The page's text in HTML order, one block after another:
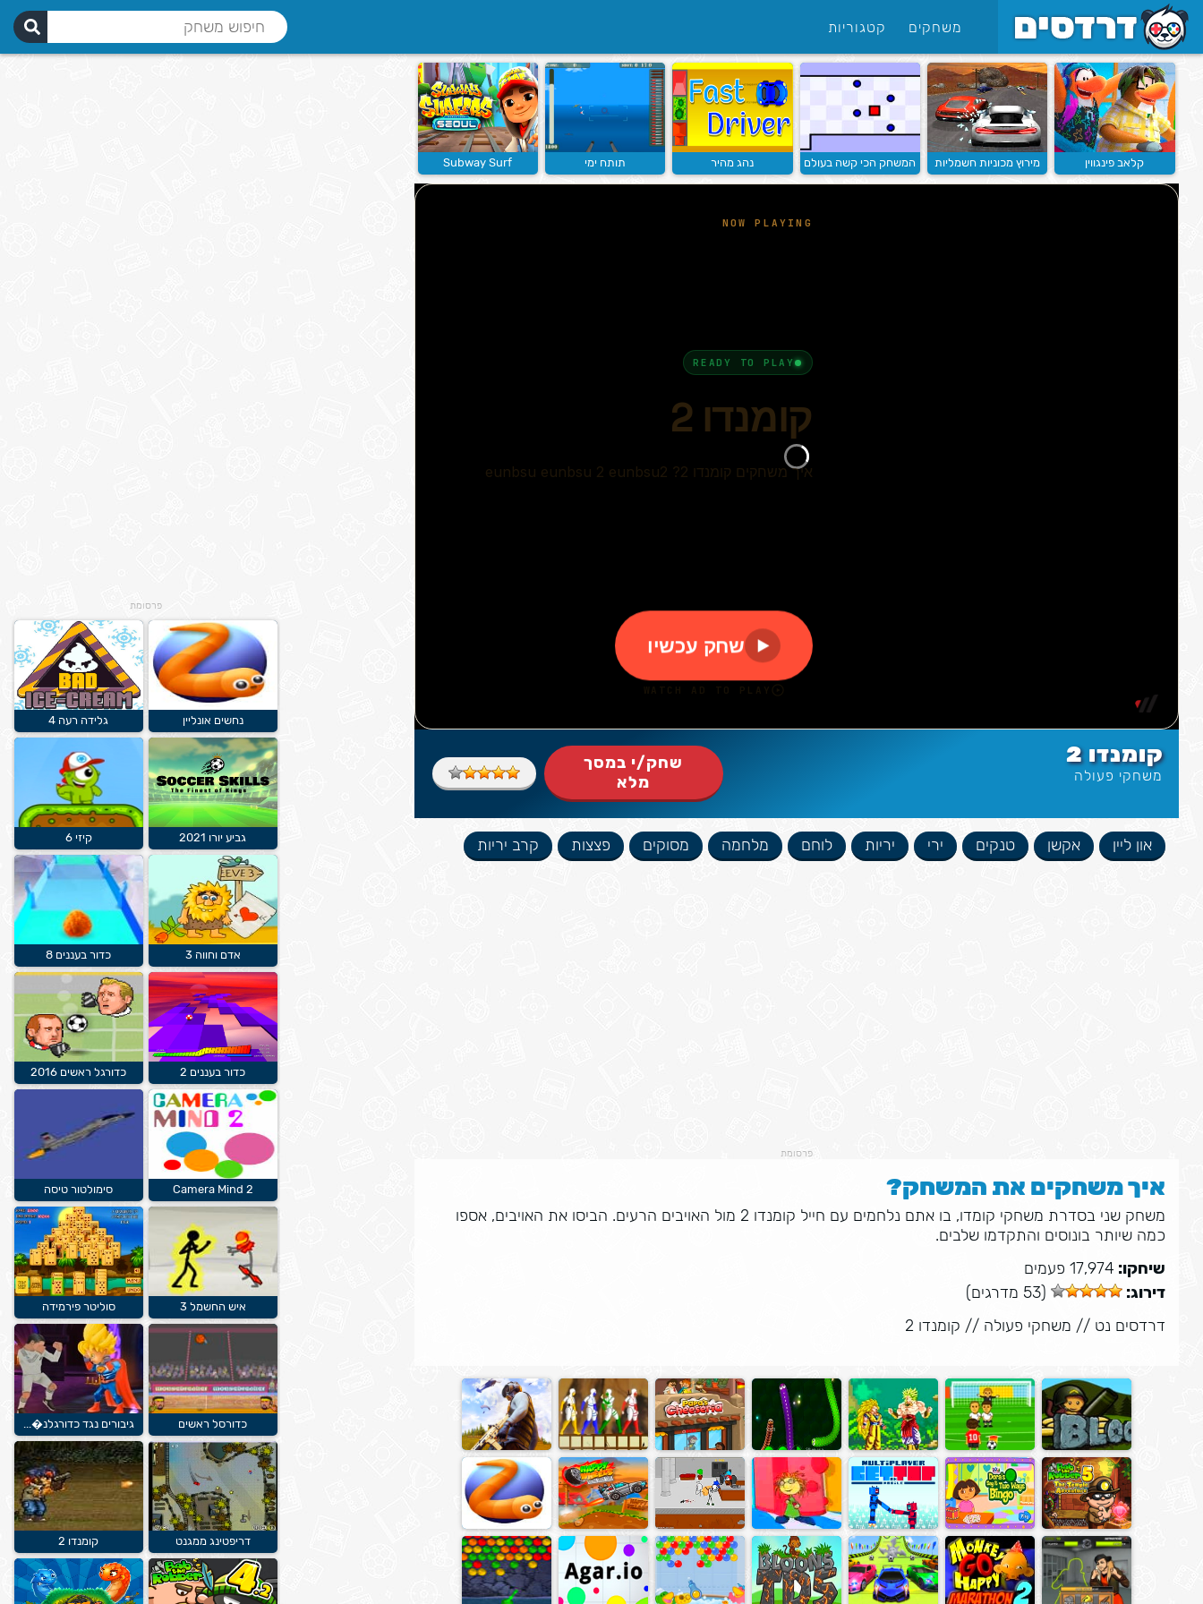
משחקים קטגוריות
קלאב פינגווין מירוץ מכוניות חשמליות המשחק הכי קשה בעולם נהג מהיר תותח ימי Subway Surf
קומנדו 2
משחקי פעולה
שחק/י במסך
מלא
און ליין אקשן טנקים ירי יריות לוחם מלחמה מסוקים פצצות קרב יריות
פרסומת
איך משחקים את המשחק?
משחק שני בסדרת משחקי קומדו, בו אתם נלחמים עם חייל קומנדו 2 מול האויבים הרעים. הביסו את האויבים, אספו
כמה שיותר בונוסים והתקדמו שלבים.
שיחקו: 17,974 פעמים
דירוג:
(53 מדרגים)
דרדסים נט // משחקי פעולה // קומנדו 2
פרסומת
נחשים אונליין גלידה רעה 4
גביע יורו 2021 קיזי 6
אדם וחווה 3 כדור בעננים 8
כדור בעננים 2 כדורגל ראשים 2016
Camera Mind 2 סימולטור טיסה
איש החשמל 3 סוליטר פירמידה
כדורסל ראשים גיבורים נגד כדורגלנ�...
דריפטינג ממגנט קומנדו 2